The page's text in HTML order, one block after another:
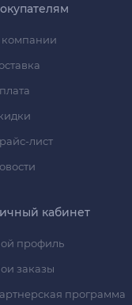
лист
кабинет
профиль
заказы
программа